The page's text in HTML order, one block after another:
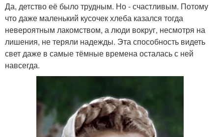
Да, детство её было трудным. Но - счастливым. Потому
что даже маленький кусочек хлеба казался тогда
невероятным лакомством, а люди вокруг, несмотря на
лишения, не теряли надежды. Эта способность видеть
свет даже в самые тёмные времена осталась с ней
навсегда.